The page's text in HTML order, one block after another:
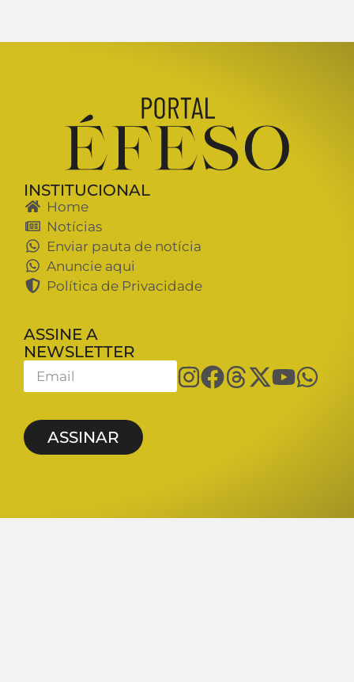
INSTITUCIONAL
Home
Notícias
Enviar pauta de notícia
Anuncie aqui
Política de Privacidade
ASSINE A
NEWSLETTER
ASSINAR